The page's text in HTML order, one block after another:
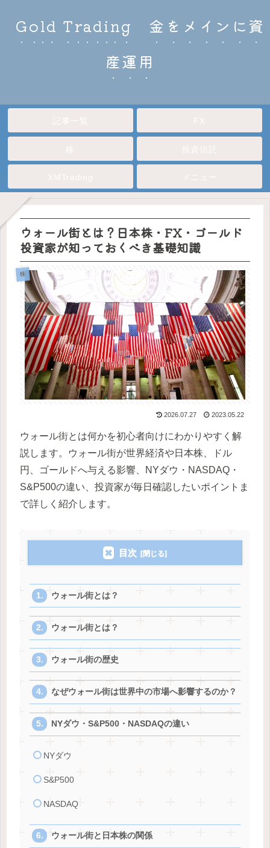
Gold Trading 金をメインに資
産運用
ウォール街とは？日本株・FX・ゴールド
投資家が知っておくべき基礎知識
株
2026.07.27 2023.05.22
ウォール街とは何かを初心者向けにわかりやすく解
説します。ウォール街が世界経済や日本株、ドル
円、ゴールドへ与える影響、NYダウ・NASDAQ・
S&P500の違い、投資家が毎日確認したいポイントま
で詳しく紹介します。
目次
ウォール街とは？
ウォール街とは？
ウォール街の歴史
なぜウォール街は世界中の市場へ影響するのか？
NYダウ・S&P500・NASDAQの違い
NYダウ
S&P500
NASDAQ
ウォール街と日本株の関係